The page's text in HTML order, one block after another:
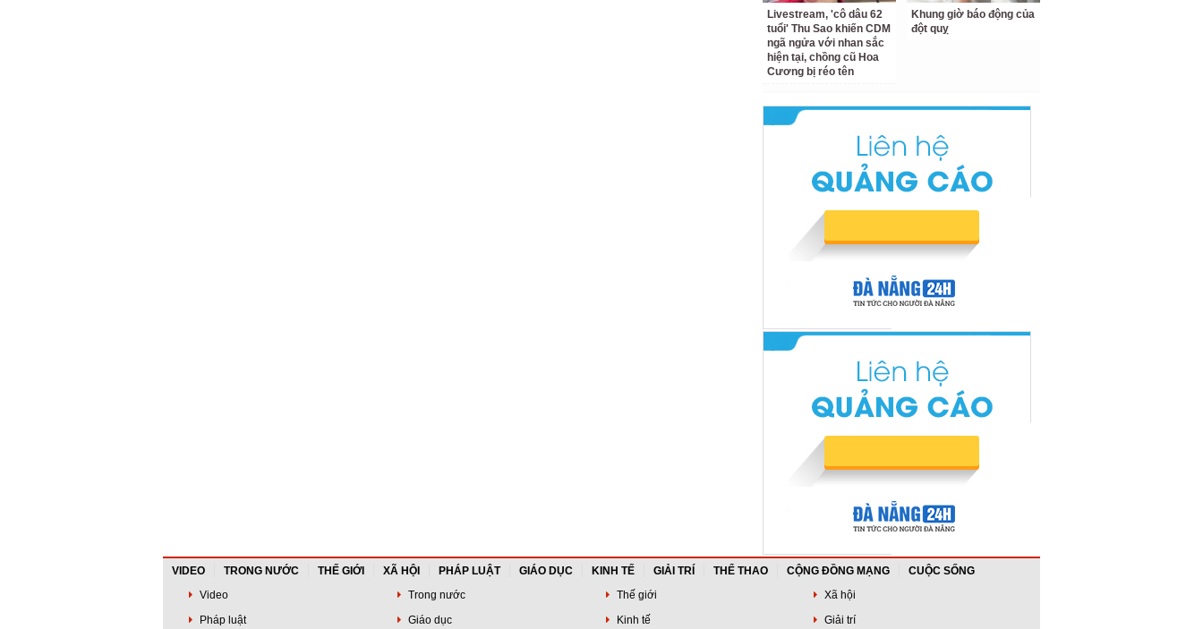
Livestream, 'cô dâu 62
tuổi' Thu Sao khiến CDM
ngã ngửa với nhan sắc
hiện tại, chồng cũ Hoa
Cương bị réo tên
Khung giờ báo động của
đột quỵ
VIDEO TRONG NƯỚC THẾ GIỚI XÃ HỘI PHÁP LUẬT GIÁO DỤC KINH TẾ GIẢI TRÍ THỂ THAO CỘNG ĐỒNG MẠNG
CUỘC SỐNG
Video
Trong nước Thế giới
Xã hội
Pháp luật
Giáo dục Kinh tế Giải trí